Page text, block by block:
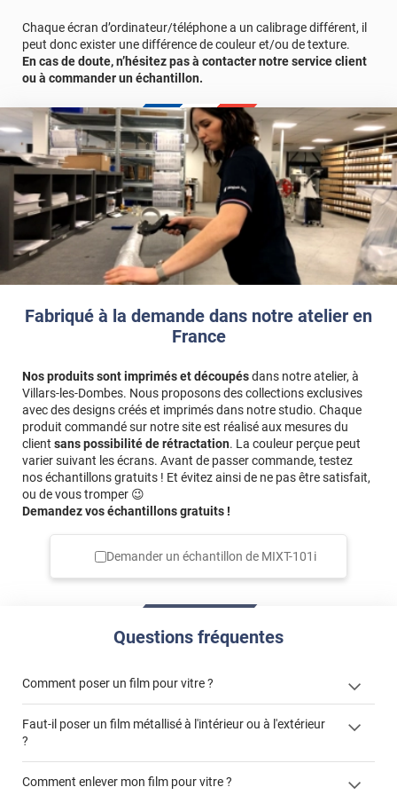
Fabriqué à la demande dans notre atelier en
France
Nos produits sont imprimés et découpésdans notre atelier, à
Villars-les-Dombes. Nous proposons des collections exclusives
avec des designs créés et imprimés dans notre studio. Chaque
produit commandé sur notre site est réalisé aux mesures du
client sans possibilité de rétractation. La couleur perçue peut
varier suivant les écrans. Avant de passer commande, testez
nos échantillons gratuits ! Et évitez ainsi de ne pas être satisfait,
ou de vous tromper 😉
Demandez vos échantillons gratuits !
Demander un échantillon de MIXT-101i
Questions fréquentes
Comment poser un film pour vitre ?
Faut-il poser un film métallisé à l'intérieur ou à l'extérieur
?
Comment enlever mon film pour vitre ?
Centrale.
Chaque écran d’ordinateur/téléphone a un calibrage différent, il
peut donc exister une différence de couleur et/ou de texture.
En cas de doute, n’hésitez pas à contacter notre service client
ou à commander un échantillon.